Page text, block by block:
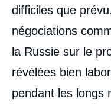
difficiles que
négociations
la Russie sur le
révélées bien
pendant les longs